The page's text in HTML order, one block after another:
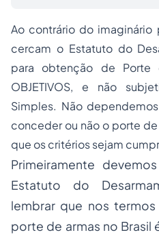
Ao contrário do
cercam o Estatuto do
para obtenção de Porte
OBJETIVOS, e não
Simples. Não
conceder ou não o porte
que os critérios sejam
Primeiramente
Estatuto do
lembrar que nos
porte de armas no Brasil